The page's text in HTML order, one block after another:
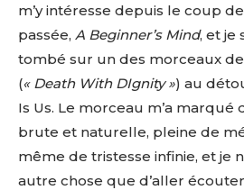
m’y intéresse depuis le coup
passée, A Beginner’s Mind, et je
tombé sur un des morceaux de
(« Death With DIgnity ») au
Is Us. Le morceau m’a marqué
brute et naturelle, pleine de
même de tristesse infinie, et je
autre chose que d’aller